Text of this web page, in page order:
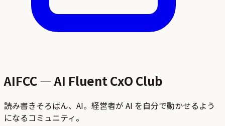
AIFCC — AI Fluent CxO Club
読み書きそろばん、AI。経営者が AI を自分で動かせるよう
になるコミュニティ。